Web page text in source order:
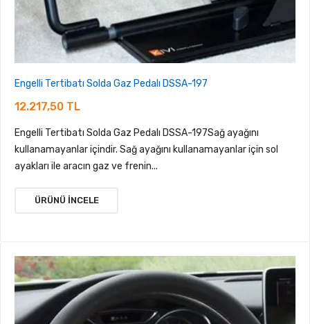
Engelli Tertibatı Solda Gaz Pedalı DSSA-197
12.217,50 TL
Engelli Tertibatı Solda Gaz Pedalı DSSA-197Sağ ayağını
kullanamayanlar içindir. Sağ ayağını kullanamayanlar için sol
ayakları ile aracın gaz ve frenin...
ÜRÜNÜ İNCELE